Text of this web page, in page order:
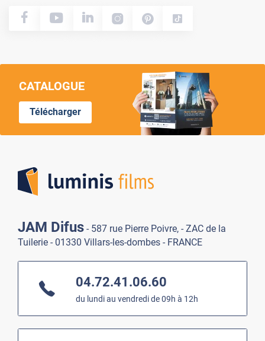
CATALOGUE
Télécharger
JAM Difus - 587 rue Pierre Poivre, - ZAC de la
Tuilerie - 01330 Villars-les-dombes - FRANCE
04.72.41.06.60
du lundi au vendredi de 09h à 12h